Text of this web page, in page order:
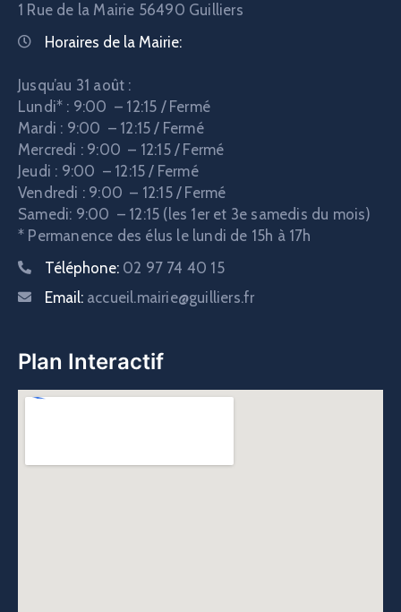
1 Rue de la Mairie 56490 Guilliers
Horaires de la Mairie:
Jusqu’au 31 août :
Lundi* : 9:00 – 12:15 / Fermé
Mardi : 9:00 – 12:15 / Fermé
Mercredi : 9:00 – 12:15 / Fermé
Jeudi : 9:00 – 12:15 / Fermé
Vendredi : 9:00 – 12:15 / Fermé
Samedi: 9:00 – 12:15 (les 1er et 3e samedis du mois)
* Permanence des élus le lundi de 15h à 17h
Téléphone: 02 97 74 40 15
Email: accueil.mairie@guilliers.fr
Plan Interactif